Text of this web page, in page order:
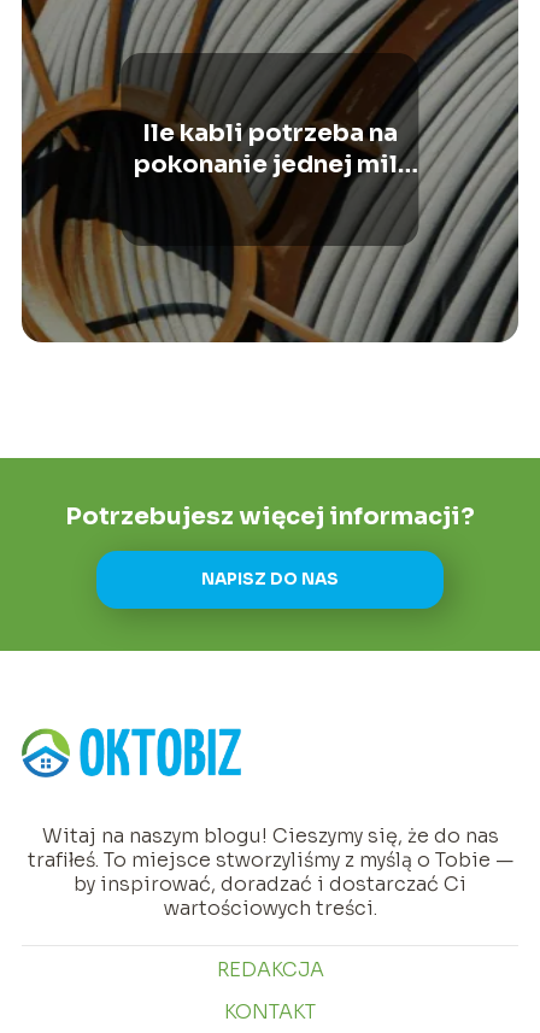
Ile kabli potrzeba na
pokonanie jednej mili
morskiej?
Potrzebujesz więcej informacji?
NAPISZ DO NAS
Witaj na naszym blogu! Cieszymy się, że do nas
trafiłeś. To miejsce stworzyliśmy z myślą o Tobie —
by inspirować, doradzać i dostarczać Ci
wartościowych treści.
REDAKCJA
KONTAKT